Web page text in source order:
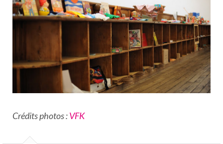
Crédits photos :VFK